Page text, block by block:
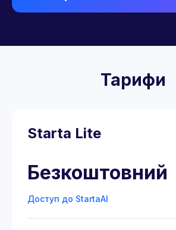
Тарифи
Starta Lite
Безкоштовний
Доступ до StartaAI